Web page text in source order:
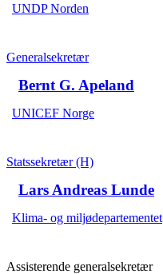
UNDP Norden
Generalsekretær
Bernt G. Apeland
UNICEF Norge
Statssekretær (H)
Lars Andreas Lunde
Klima- og miljødepartementet
Assisterende generalsekretær